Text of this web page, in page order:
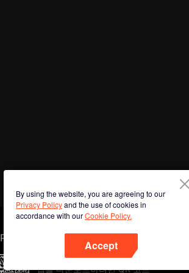
By using the website, you are agreeing to our
Privacy Policyand the use of cookies in
accordance with ourCookie Policy.
Accept
Phone
앱을 다운로드하려면 QR 코드